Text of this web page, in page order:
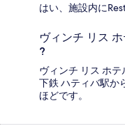
はい、施設内に
ヴィンチ リス
?
ヴィンチ リス ホ
下鉄 ハティバ駅か
ほどです。